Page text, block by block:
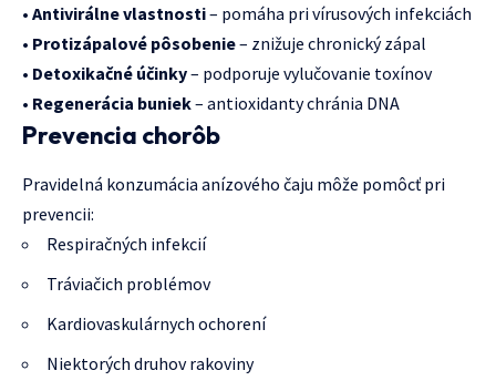
• Antivirálne vlastnosti– pomáha pri vírusových infekciách
• Protizápalové pôsobenie– znižuje chronický zápal
• Detoxikačné účinky– podporuje vylučovanie toxínov
• Regenerácia buniek– antioxidanty chránia DNA
Prevencia chorôb
Pravidelná konzumácia anízového čaju môže pomôcť pri
prevencii:
Respiračných infekcií
Tráviačich problémov
Kardiovaskulárnych ochorení
Niektorých druhov rakoviny